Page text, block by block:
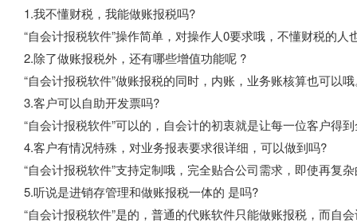
1.我不懂财税，我能做账报税吗?
“自会计报税软件”操作简单，对操作人0要求哦，不懂财税的人
2.除了做账报税外，还有哪些增值功能呢 ?
“自会计报税软件”做账报税的同时，内账，业务账核算也可以
3.客户可以自助开发票吗?
“自会计报税软件”可以的，自会计的初衷就是让每一位客户得
4.客户有情况特殊，对业务报表要求很详细，可以做到吗?
“自会计报税软件”支持定制哦，完全贴合公司需求，即使再复
5.听说是进销存管理和做账报税一体的 是吗?
“自会计报税软件”是的，普通的代账软件只能做账报税，而自